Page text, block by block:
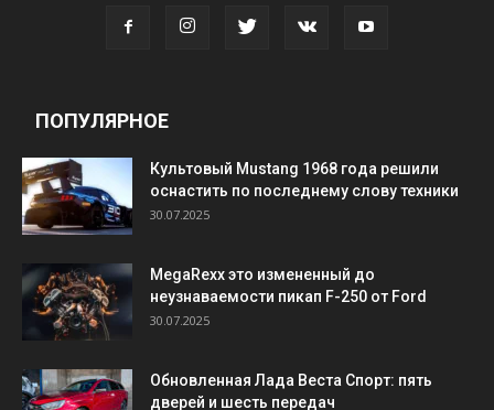
ПОПУЛЯРНОЕ
Культовый Mustang 1968 года решили
оснастить по последнему слову техники
30.07.2025
MegaRexx это измененный до
неузнаваемости пикап F-250 от Ford
30.07.2025
Обновленная Лада Веста Спорт: пять
дверей и шесть передач